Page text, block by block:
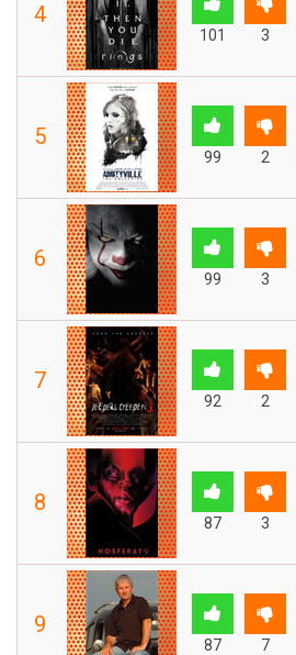
4
101 3
5
99 2
6
99 3
7
92 2
8
87 3
9
87 7